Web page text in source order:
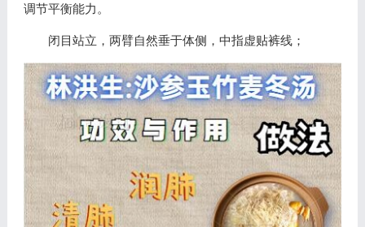
调节平衡能力。
闭目站立，两臂自然垂于体侧，中指虚贴裤线；